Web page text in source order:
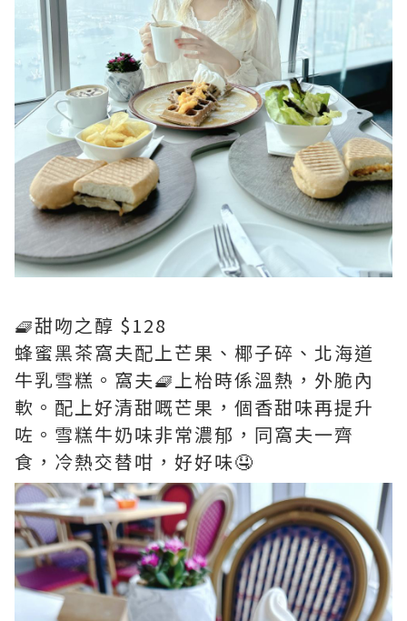
🧇甜吻之醇 $128
蜂蜜黑茶窩夫配上芒果、椰子碎、北海道
牛乳雪糕。窩夫🧇上枱時係溫熱，外脆內
軟。配上好清甜嘅芒果，個香甜味再提升
咗。雪糕牛奶味非常濃郁，同窩夫一齊
食，冷熱交替咁，好好味🤤